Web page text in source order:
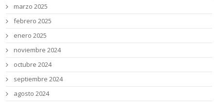
marzo 2025
febrero 2025
enero 2025
noviembre 2024
octubre 2024
septiembre 2024
agosto 2024